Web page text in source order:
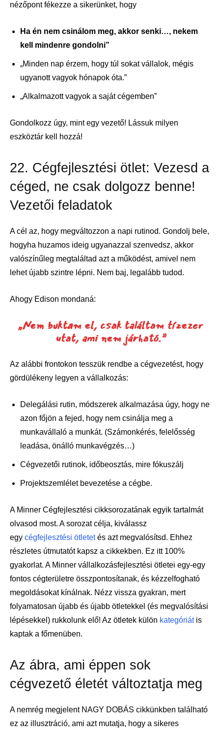
nézőpont fékezze a sikerünket, hogy
Ha én nem csinálom meg, akkor senki…, nekem
kell mindenre gondolni”
„Minden nap érzem, hogy túl sokat vállalok, mégis
ugyanott vagyok hónapok óta.”
„Alkalmazott vagyok a saját cégemben”
Gondolkozz úgy, mint egy vezető! Lássuk milyen
eszköztár kell hozzá!
22. Cégfejlesztési ötlet: Vezesd a
céged, ne csak dolgozz benne!
Vezetői feladatok
A cél az, hogy megváltozzon a napi rutinod. Gondolj bele,
hogyha huzamos ideig ugyanazzal szenvedsz, akkor
valószínűleg megtaláltad azt a működést, amivel nem
lehet újabb szintre lépni. Nem baj, legalább tudod.
Ahogy Edison mondaná:
„Nem buktam el, csak találtam tízezer
utat, ami nem járható.”
Az alábbi frontokon tesszük rendbe a cégvezetést, hogy
gördülékeny legyen a vállalkozás:
Delegálási rutin, módszerek alkalmazása úgy, hogy ne
azon főjön a fejed, hogy nem csinálja meg a
munkavállaló a munkát. (Számonkérés, felelősség
leadása, önálló munkavégzés…)
Cégvezetői rutinok, időbeosztás, mire fókuszálj
Projektszemlélet bevezetése a cégbe.
A Minner Cégfejlesztési cikksorozatának egyik tartalmát
olvasod most. A sorozat célja, kiválassz
egy cégfejlesztési ötletetés azt megvalósítsd. Ehhez
részletes útmutatót kapsz a cikkekben. Ez itt 100%
gyakorlat. A Minner vállalkozásfejlesztési ötletei egy-egy
fontos cégterületre összpontosítanak, és kézzelfogható
megoldásokat kínálnak. Nézz vissza gyakran, mert
folyamatosan újabb és újabb ötletekkel (és megvalósítási
lépésekkel) rukkolunk elő! Az ötletek külön kategóriátis
kaptak a főmenüben.
Az ábra, ami éppen sok
cégvezető életét változtatja meg
A nemrég megjelent NAGY DOBÁS cikkünkben található
ez az illusztráció, ami azt mutatja, hogy a sikeres